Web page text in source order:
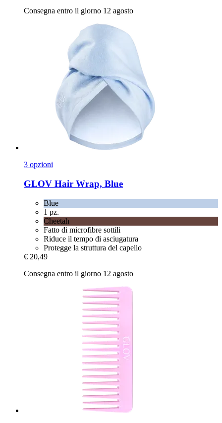
Consegna entro il giorno 12 agosto
3 opzioni
GLOV Hair Wrap, Blue
Blue
1 pz.
Cheetah
Fatto di microfibre sottili
Riduce il tempo di asciugatura
Protegge la struttura del capello
€ 20,49
Consegna entro il giorno 12 agosto